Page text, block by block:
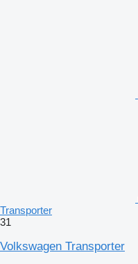
Transporter
31
Volkswagen Transporter